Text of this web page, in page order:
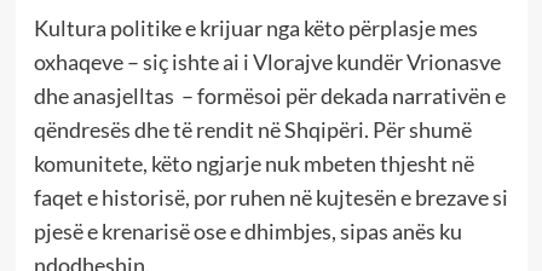
Kultura politike e krijuar nga këto përplasje mes
oxhaqeve – siç ishte ai i Vlorajve kundër Vrionasve
dhe anasjelltas – formësoi për dekada narrativën e
qëndresës dhe të rendit në Shqipëri. Për shumë
komunitete, këto ngjarje nuk mbeten thjesht në
faqet e historisë, por ruhen në kujtesën e brezave si
pjesë e krenarisë ose e dhimbjes, sipas anës ku
ndodheshin.